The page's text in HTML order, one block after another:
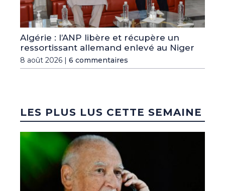
Algérie : l’ANP libère et récupère un
ressortissant allemand enlevé au Niger
8 août 2026 | 6 commentaires
LES PLUS LUS CETTE SEMAINE